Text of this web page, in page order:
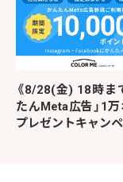
《8/28(金) 18時ま
たんMeta広告」1
プレゼントキャン